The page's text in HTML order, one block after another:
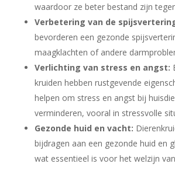
waardoor ze beter bestand zijn
Verbetering van de
bevorderen een gezonde
maagklachten of andere
Verlichting van stress en angst:
kruiden hebben rustgevende
helpen om stress en angst bij
verminderen, vooral in stressvolle
Gezonde huid en vacht:
bijdragen aan een gezonde huid en
wat essentieel is voor het welzijn